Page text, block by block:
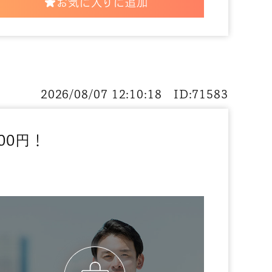
お気に入りに追加
円！
2026/08/07 12:10:18 ID:71583